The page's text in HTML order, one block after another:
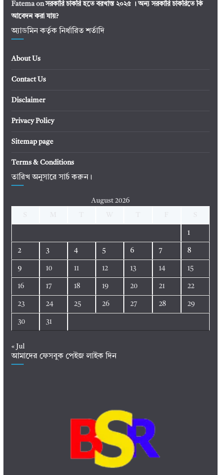
Fatemaonসরকারি চাকরি হতে বরখাস্ত ২০২৫ । অন্য সরকারি চাকরিতে কি
আবেদন করা যায়?
অ্যাডমিন কর্তৃক নির্ধারিত শর্তাদি
About Us
Contact Us
Disclaimer
Privacy Policy
Sitemap page
Terms & Conditions
তারিখ অনুসারে সার্চ করুন।
August 2026
1
2 3 4 5 6 7 8
9 10 11 12 13 14 15
16 17 18 19 20 21 22
23 24 25 26 27 28 29
30 31
« Jul
আমাদের ফেসবুক পেইজ লাইক দিন